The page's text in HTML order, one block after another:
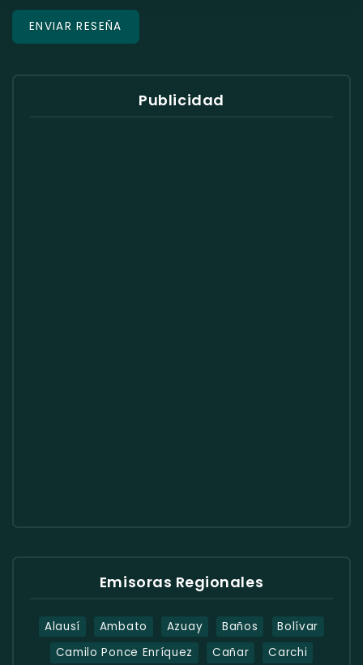
Publicidad
Emisoras Regionales
Alausí Ambato Azuay Baños
Bolívar
Camilo Ponce Enríquez
Cañar Carchi